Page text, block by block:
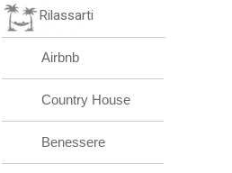
Rilassarti
Airbnb
Country House
Benessere